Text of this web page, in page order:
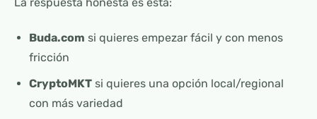
Buda.com si quieres empezar fácil y con menos
fricción
CryptoMKTsi quieres una opción local/regional
con más variedad